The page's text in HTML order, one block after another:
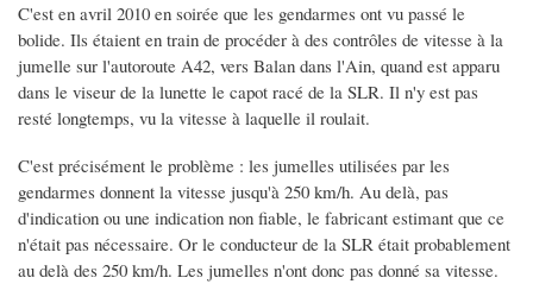
C'est en avril 2010 en soirée que les gendarmes ont vu passé le
bolide. Ils étaient en train de procéder à des contrôles de vitesse à la
jumelle sur l'autoroute A42, vers Balan dans l'Ain, quand est apparu
dans le viseur de la lunette le capot racé de la SLR. Il n'y est pas
resté longtemps, vu la vitesse à laquelle il roulait.
C'est précisément le problème : les jumelles utilisées par les
gendarmes donnent la vitesse jusqu'à 250 km/h. Au delà, pas
d'indication ou une indication non fiable, le fabricant estimant que ce
n'était pas nécessaire. Or le conducteur de la SLR était probablement
au delà des 250 km/h. Les jumelles n'ont donc pas donné sa vitesse.